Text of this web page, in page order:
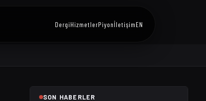
DergiHizmetlerPiyonİletişimEN
SON HABERLER